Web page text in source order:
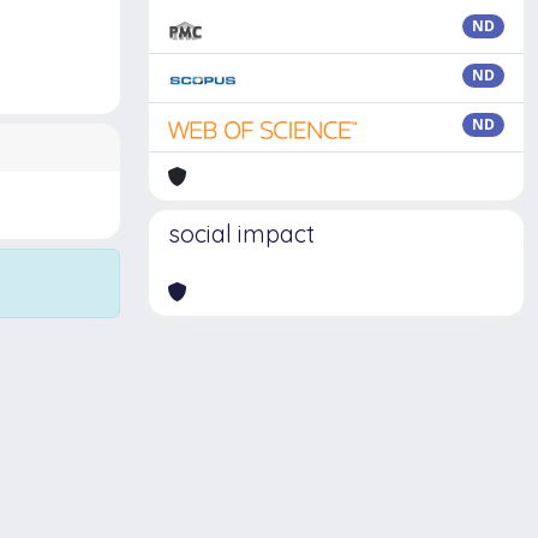
ND
ND
ND
social impact